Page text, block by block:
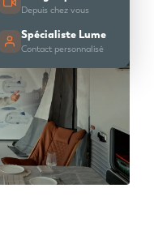
Depuis chez vous
Spécialiste Lume
Contact personnalisé